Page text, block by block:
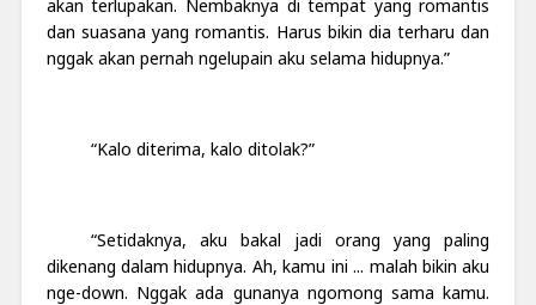
akan terlupakan. Nembaknya di tempat yang romantis
dan suasana yang romantis. Harus bikin dia terharu dan
nggak akan pernah ngelupain aku selama hidupnya.”
“Kalo diterima, kalo ditolak?”
“Setidaknya, aku bakal jadi orang yang paling
dikenang dalam hidupnya. Ah, kamu ini ... malah bikin aku
nge-down. Nggak ada gunanya ngomong sama kamu.